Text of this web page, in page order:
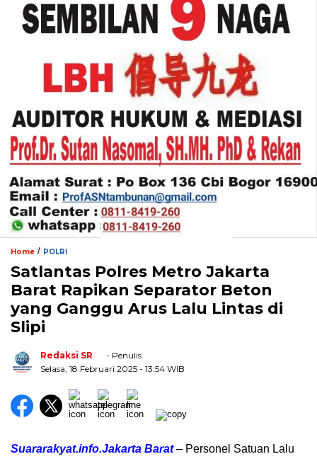
Home / POLRI
Satlantas Polres Metro Jakarta
Barat Rapikan Separator Beton
yang Ganggu Arus Lalu Lintas di
Slipi
Redaksi SR
- Penulis
Selasa, 18 Februari 2025 - 13:54 WIB
Suararakyat.info.Jakarta Barat– Personel Satuan Lalu